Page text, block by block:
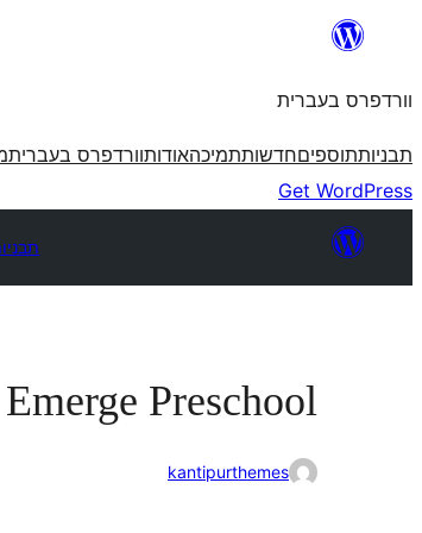
וורדפרס בעברית
תבניותתוספיםחדשותתמיכהאודותוורדפרס בעברית
Get WordPress
Emerge Preschool
kantipurthemes